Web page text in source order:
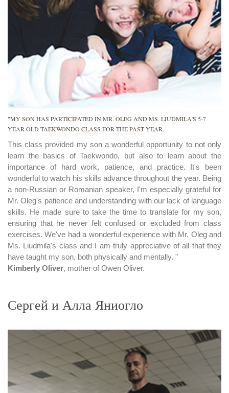
"MY SON HAS PARTICIPATED IN MR. OLEG AND MS. LIUDMILA'S 5-7
YEAR OLD TAEKWONDO CLASS FOR THE PAST YEAR.
This class provided my son a wonderful opportunity to not only
learn the basics of Taekwondo, but also to learn about the
importance of hard work, patience, and practice. It's been
wonderful to watch his skills advance throughout the year. Being
a non-Russian or Romanian speaker, I'm especially grateful for
Mr. Oleg's patience and understanding with our lack of language
skills. He made sure to take the time to translate for my son,
ensuring that he never felt confused or excluded from class
exercises. We've had a wonderful experience with Mr. Oleg and
Ms. Liudmila's class and I am truly appreciative of all that they
have taught my son, both physically and mentally. "
Kimberly Oliver, mother of Owen Oliver.
Сергей и Алла Яниогло